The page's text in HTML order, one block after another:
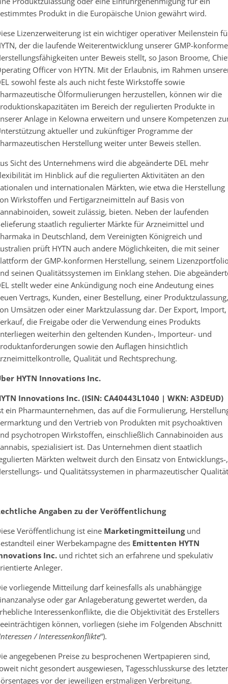
Produkt in die Europäische Union gewährt wird.
Lizenzerweiterung ist ein wichtiger operativer Meilenstein
der die laufende Weiterentwicklung unserer GMP-
unter Beweis stellt, so Jason Broome,
Officer von HYTN. Mit der Erlaubnis, im Rahmen
sowohl feste als auch nicht feste Wirkstoffe sowie
Ölformulierungen herzustellen, können wir die
im Bereich der regulierten Produkte in
Anlage in Kelowna erweitern und unsere Kompetenzen
aktueller und zukünftiger Programme der
Herstellung weiter unter Beweis stellen.
Sicht des Unternehmens wird die abgeänderte DEL mehr
im Hinblick auf die regulierten Aktivitäten an den
und internationalen Märkten, wie etwa die Herstellung
Wirkstoffen und Fertigarzneimitteln auf Basis von
soweit zulässig, bieten. Neben der laufenden
staatlich regulierter Märkte für Arzneimittel und
in Deutschland, dem Vereinigten Königreich und
prüft HYTN auch andere Möglichkeiten, die mit seiner
der GMP-konformen Herstellung, seinem
seinen Qualitätssystemen im Einklang stehen. Die
stellt weder eine Ankündigung noch eine Andeutung eines
Vertrags, Kunden, einer Bestellung, einer Produktzulassung,
Umsätzen oder einer Marktzulassung dar. Der Export, Import,
die Freigabe oder die Verwendung eines Produkts
weiterhin den geltenden Kunden-, Importeur- und
sowie den Auflagen hinsichtlich
Qualität und Rechtsprechung.
HYTN Innovations Inc.
Innovations Inc. (ISIN: CA40443L1040 | WKN: A3DEUD)
ein Pharmaunternehmen, das auf die Formulierung,
und den Vertrieb von Produkten mit psychoaktiven
psychotropen Wirkstoffen, einschließlich Cannabinoiden aus
spezialisiert ist. Das Unternehmen dient staatlich
Märkten weltweit durch den Einsatz von Entwicklungs-,
und Qualitätssystemen in pharmazeutischer
Angaben zu der Veröffentlichung
Veröffentlichung ist eine Marketingmitteilungund
einer Werbekampagne des Emittenten HYTN
Inc. und richtet sich an erfahrene und spekulativ
Anleger.
vorliegende Mitteilung darf keinesfalls als unabhängige
oder gar Anlageberatung gewertet werden, da
Interessenkonflikte, die die Objektivität des Erstellers
können, vorliegen (siehe im Folgenden Abschnitt
/ Interessenkonflikte“).
angegebenen Preise zu besprochenen Wertpapieren sind,
nicht gesondert ausgewiesen, Tagesschlusskurse des
vor der jeweiligen erstmaligen Verbreitung.